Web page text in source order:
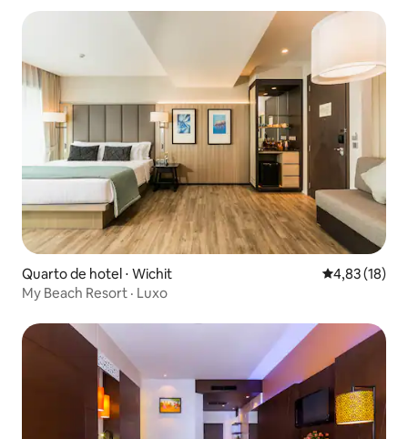
Quarto de hotel ⋅ Wichit 4,83 de uma
4,83 (18)
My Beach Resort · Luxo